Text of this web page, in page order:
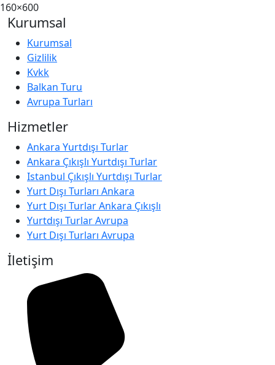
160×600
Kurumsal
Kurumsal
Gizlilik
Kvkk
Balkan Turu
Avrupa Turları
Hizmetler
Ankara Yurtdışı Turlar
Ankara Çıkışlı Yurtdışı Turlar
Istanbul Çıkışlı Yurtdışı Turlar
Yurt Dışı Turları Ankara
Yurt Dışı Turlar Ankara Çıkışlı
Yurtdışı Turlar Avrupa
Yurt Dışı Turları Avrupa
İletişim